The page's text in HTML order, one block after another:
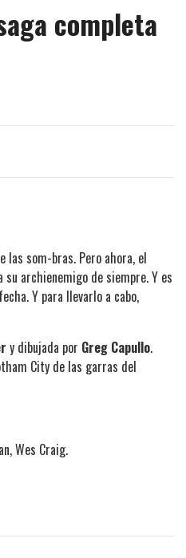
completa
las som-bras. Pero ahora, el
archienemigo de siempre. Y es
Y para llevarlo a cabo,
y dibujada por Greg Capullo.
City de las garras del
Wes Craig.